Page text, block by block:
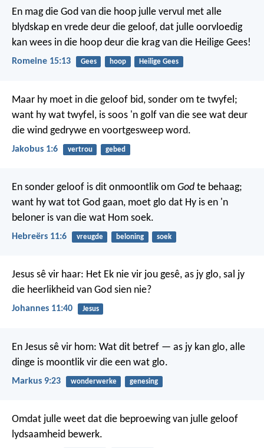
En mag die God van die hoop julle vervul met alle
blydskap en vrede deur die geloof, dat julle oorvloedig
kan wees in die hoop deur die krag van die Heilige Gees!
Romeine 15:13 Gees hoop Heilige Gees
Maar hy moet in die geloof bid, sonder om te twyfel;
want hy wat twyfel, is soos 'n golf van die see wat deur
die wind gedrywe en voortgesweep word.
Jakobus 1:6 vertrou gebed
En sonder geloof is dit onmoontlik om God te behaag;
want hy wat tot God gaan, moet glo dat Hy is en 'n
beloner is van die wat Hom soek.
Hebreërs 11:6 vreugde beloning soek
Jesus sê vir haar: Het Ek nie vir jou gesê, as jy glo, sal jy
die heerlikheid van God sien nie?
Johannes 11:40 Jesus
En Jesus sê vir hom: Wat dit betref — as jy kan glo, alle
dinge is moontlik vir die een wat glo.
Markus 9:23 wonderwerke genesing
Omdat julle weet dat die beproewing van julle geloof
lydsaamheid bewerk.